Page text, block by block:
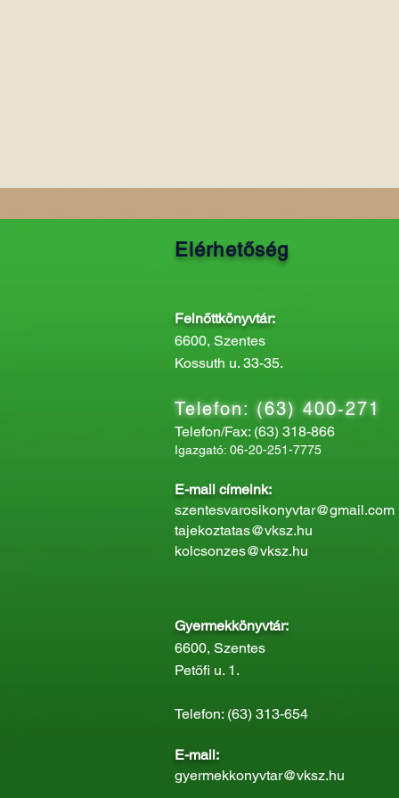
Elérhetőség
Felnőttkönyvtár:
6600, Szentes
Kossuth u. 33-35.
Telefon: (63) 400-271
Telefon/Fax: (63) 318-866
Igazgató: 06-20-251-7775
E-mail címeink:
szentesvarosikonyvtar@gmail.com
tajekoztatas@vksz.hu
kolcsonzes@vksz.hu
Gyermekkönyvtár:
6600, Szentes
Petőfi u. 1.
Telefon: (63) 313-654
E-mail:
gyermekkonyvtar@vksz.hu